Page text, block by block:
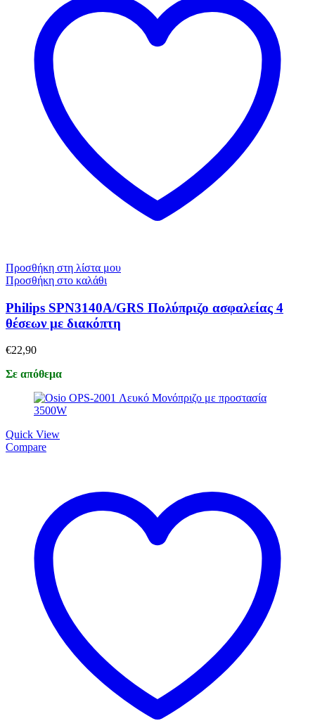
Προσθήκη στη λίστα μου
Προσθήκη στο καλάθι
Philips SPN3140A/GRS Πολύπριζο ασφαλείας 4
θέσεων με διακόπτη
€22,90
Σε απόθεμα
Quick View
Compare